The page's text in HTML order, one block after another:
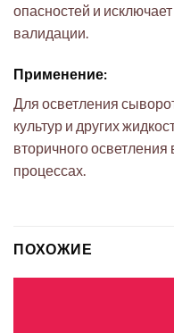
опасностей и
валидации.
Применение:
Для осветления
культур и других
вторичного
процессах.
ПОХОЖИЕ